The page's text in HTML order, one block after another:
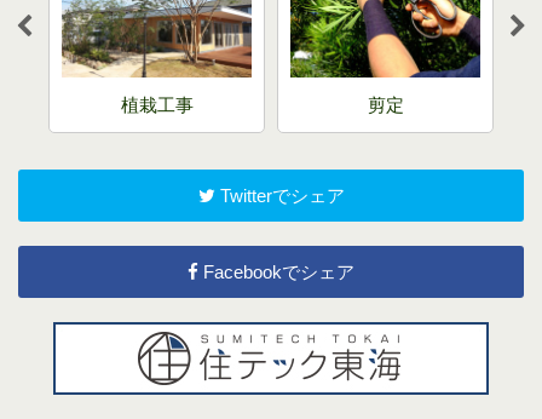
植栽工事 剪定
Twitterでシェア
Facebookでシェア